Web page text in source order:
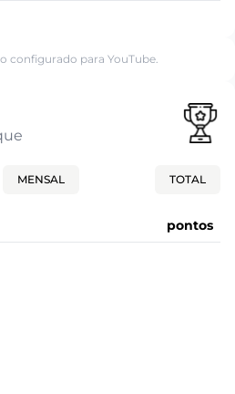
configurado para YouTube.
MENSAL TOTAL
pontos